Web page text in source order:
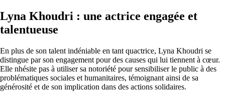
Lyna Khoudri : une actrice engagée et
talentueuse
En plus de son talent indéniable en tant quactrice, Lyna Khoudri se
distingue par son engagement pour des causes qui lui tiennent à cœur.
Elle nhésite pas à utiliser sa notoriété pour sensibiliser le public à des
problématiques sociales et humanitaires, témoignant ainsi de sa
générosité et de son implication dans des actions solidaires.